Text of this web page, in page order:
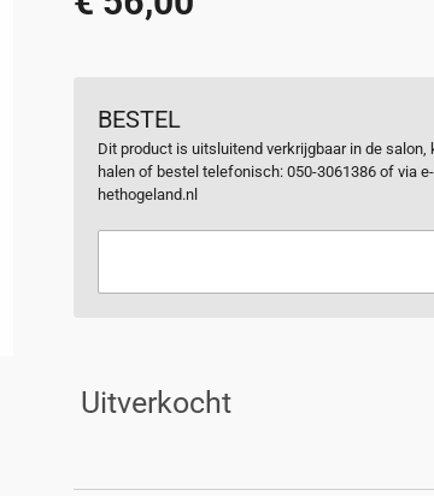
BESTEL
Dit product is uitsluitend verkrijgbaar in de
halen of bestel telefonisch: 050-3061386 of via
hethogeland.nl
Uitverkocht